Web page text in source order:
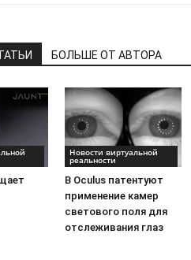
БОЛЬШЕ ОТ АВТОРА
Новости виртуальной
реальности
В Oculus патентуют
применение камер
светового поля для
отслеживания глаз